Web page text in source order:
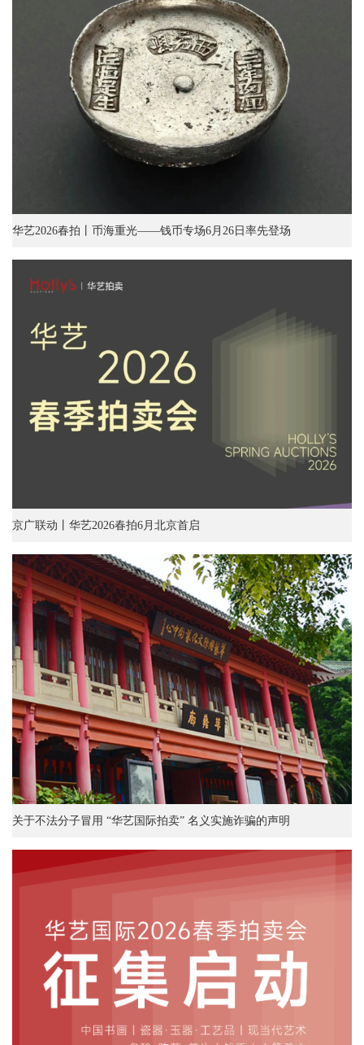
华艺2026春拍丨币海重光——钱币专场6月26日率先登场
京广联动丨华艺2026春拍6月北京首启
关于不法分子冒用 “华艺国际拍卖” 名义实施诈骗的声明